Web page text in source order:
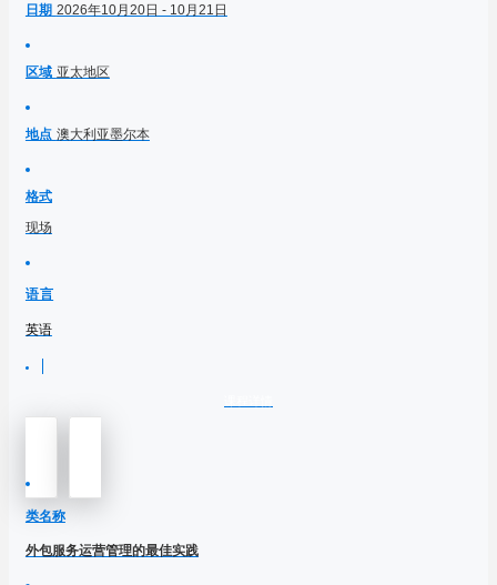
日期 2026年10月20日 - 10月21日
区域 亚太地区
地点 澳大利亚墨尔本
格式
现场
语言
英语
类名称
外包服务运营管理的最佳实践